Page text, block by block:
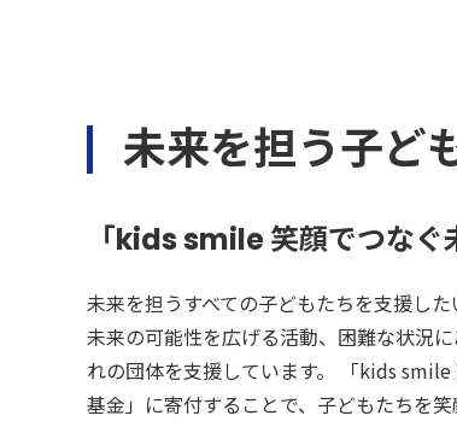
未来を担う子ど
「kids smile 笑顔でつな
未来を担うすべての子どもたちを支援し
未来の可能性を広げる活動、困難な状況
れの団体を支援しています。 「kids
基金」に寄付することで、子どもたちを